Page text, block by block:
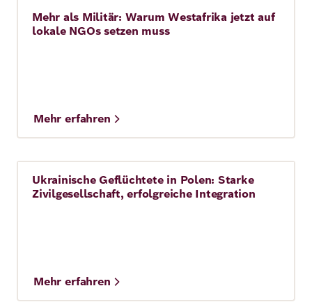
Story
Mehr als Militär: Warum Westafrika jetzt auf
lokale NGOs setzen muss
Mehr erfahren
Story 7 Min.
Ukrainische Geflüchtete in Polen: Starke
Zivilgesellschaft, erfolgreiche Integration
Mehr erfahren